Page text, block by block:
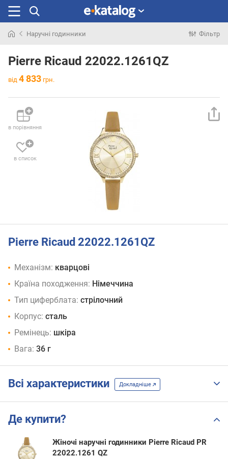
раніше
Наручні годинники Фільтр
Pierre Ricaud 22022.1261QZ
від 4 833 грн.
в порівняння
в список
Pierre Ricaud 22022.1261QZ
Механізм: кварцові
Країна походження: Німеччина
Тип циферблата: стрілочний
Корпус: сталь
Ремінець: шкіра
Вага: 36 г
Всі характеристики Докладніше
Де купити?
Жіночі наручні годинники Pierre Ricaud PR
22022.1261 QZ